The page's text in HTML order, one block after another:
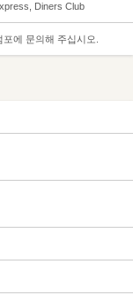
Diners Club
에 문의해 주십시오.